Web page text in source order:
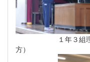
１年３組理科
方） ２年２組